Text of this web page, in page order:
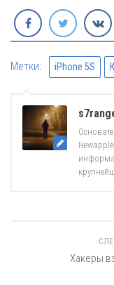
Метки: iPhone 5S
Хакеры